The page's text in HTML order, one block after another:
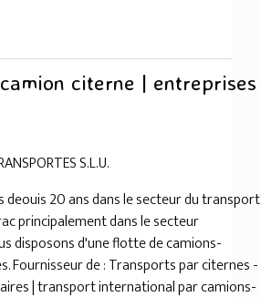
citerne | entreprises
S.L.U.
deouis 20 ans dans le secteur du transport
principalement dans le secteur
disposons d'une flotte de camions-
Fournisseur de : Transports par citernes -
| transport international par camions-